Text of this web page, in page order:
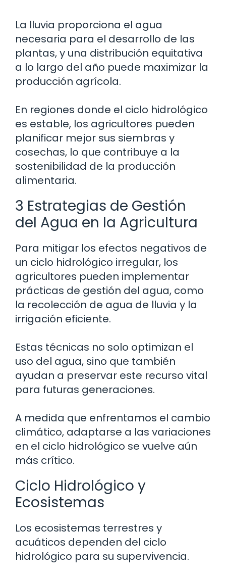
La lluvia proporciona el agua
necesaria para el desarrollo de las
plantas, y una distribución equitativa
a lo largo del año puede maximizar la
producción agrícola.
En regiones donde el ciclo hidrológico
es estable, los agricultores pueden
planificar mejor sus siembras y
cosechas, lo que contribuye a la
sostenibilidad de la producción
alimentaria.
3 Estrategias de Gestión
del Agua en la Agricultura
Para mitigar los efectos negativos de
un ciclo hidrológico irregular, los
agricultores pueden implementar
prácticas de gestión del agua, como
la recolección de agua de lluvia y la
irrigación eficiente.
Estas técnicas no solo optimizan el
uso del agua, sino que también
ayudan a preservar este recurso vital
para futuras generaciones.
A medida que enfrentamos el cambio
climático, adaptarse a las variaciones
en el ciclo hidrológico se vuelve aún
más crítico.
Ciclo Hidrológico y
Ecosistemas
Los ecosistemas terrestres y
acuáticos dependen del ciclo
hidrológico para su supervivencia.